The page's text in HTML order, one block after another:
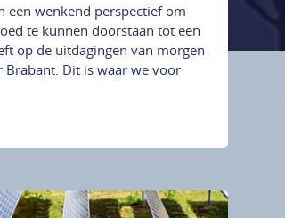
een wenkend perspectief om
te kunnen doorstaan tot een
op de uitdagingen van morgen
Brabant. Dit is waar we voor